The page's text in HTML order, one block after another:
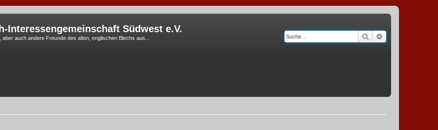
Interessengemeinschaft Südwest e.V.
auch andere Freunde des alten, englischen Blechs aus... Suche